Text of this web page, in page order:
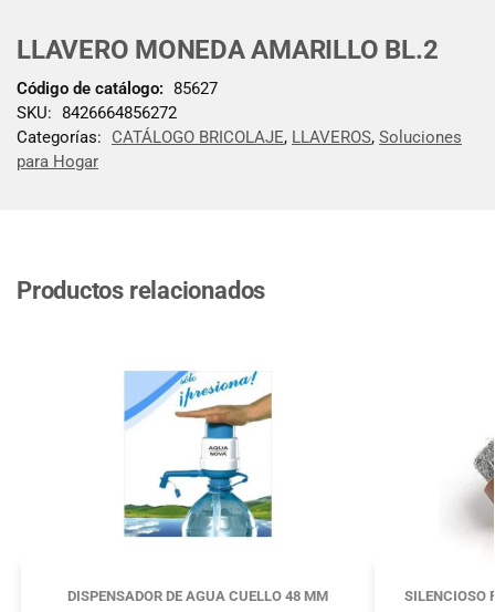
LLAVERO MONEDA AMARILLO BL.2
Código de catálogo: 85627
SKU: 8426664856272
Categorías:
CATÁLOGO BRICOLAJE, LLAVEROS, Soluciones
para Hogar
Productos relacionados
DISPENSADOR DE AGUA CUELLO 48 MM SILENCIOSO